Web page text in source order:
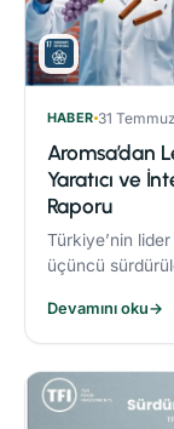
HABER 31
Aromsa’dan
Yaratıcı ve
Raporu
Türkiye’nin lider
üçüncü
Devamını oku→